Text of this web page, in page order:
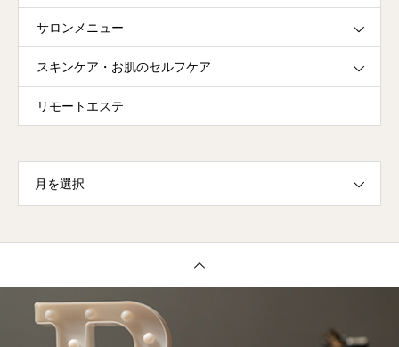
サロンメニュー
スキンケア・お肌のセルフケア
リモートエステ
月を選択